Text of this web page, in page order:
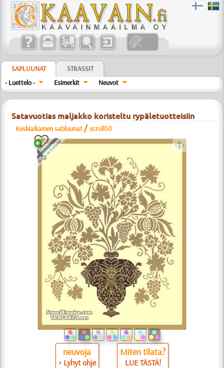
SAPLUUNAT
STRASSIT
- Luettelo -
Esimerkit Neuvot
Satavuotias maljakko koristeltu rypäletuotteisiin
Keskiaikainen sabluunat /scroll50
a
neuvoja
> Lyhyt ohje
Miten tilata?
LUE TÄSTÄ!